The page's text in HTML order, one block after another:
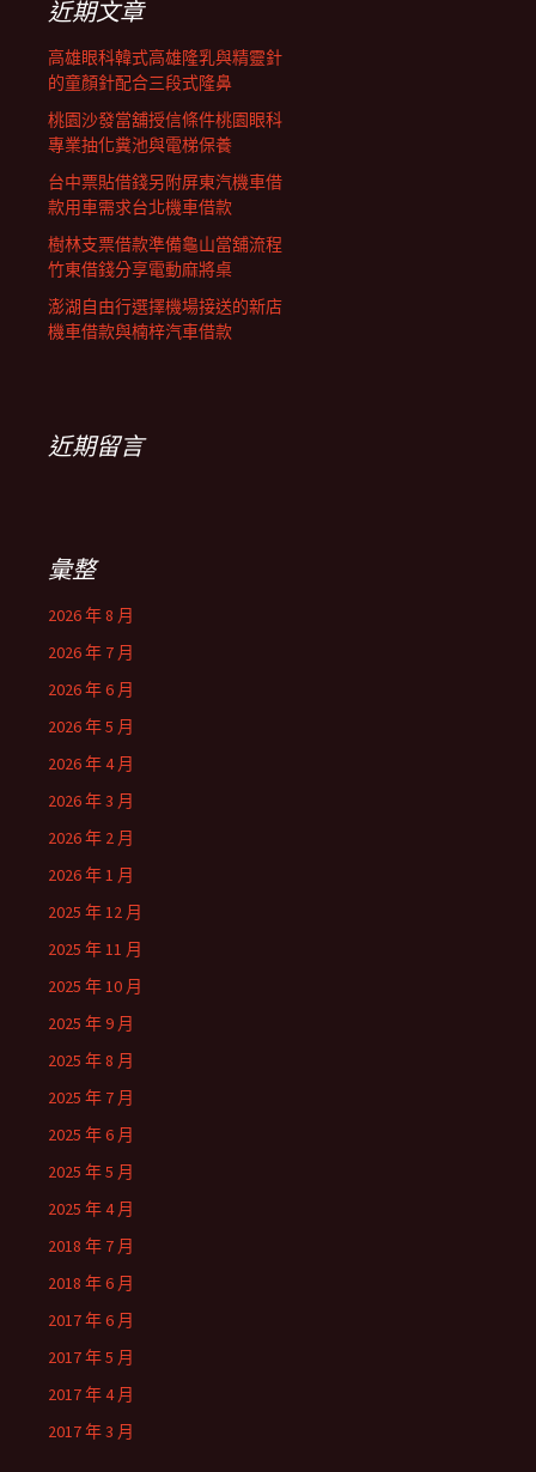
近期文章
高雄眼科韓式高雄隆乳與精靈針
的童顏針配合三段式隆鼻
桃園沙發當舖授信條件桃園眼科
專業抽化糞池與電梯保養
台中票貼借錢另附屏東汽機車借
款用車需求台北機車借款
樹林支票借款準備龜山當舖流程
竹東借錢分享電動麻將桌
澎湖自由行選擇機場接送的新店
機車借款與楠梓汽車借款
近期留言
彙整
2026 年 8 月
2026 年 7 月
2026 年 6 月
2026 年 5 月
2026 年 4 月
2026 年 3 月
2026 年 2 月
2026 年 1 月
2025 年 12 月
2025 年 11 月
2025 年 10 月
2025 年 9 月
2025 年 8 月
2025 年 7 月
2025 年 6 月
2025 年 5 月
2025 年 4 月
2018 年 7 月
2018 年 6 月
2017 年 6 月
2017 年 5 月
2017 年 4 月
2017 年 3 月